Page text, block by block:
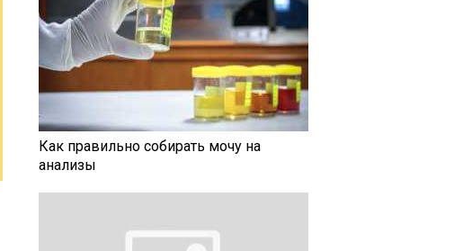
Как правильно собирать мочу на
анализы